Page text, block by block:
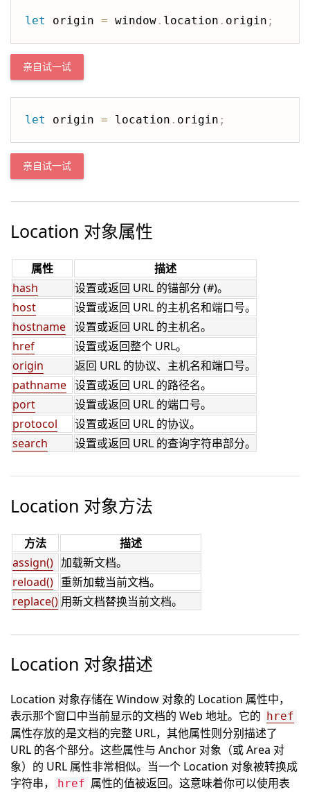
let origin = window . location . origin ;
亲自试一试
let origin = location . origin ;
亲自试一试
Location 对象属性
属性
描述
hash
设置或返回 URL 的锚部分 (#)。
host
设置或返回 URL 的主机名和端口号。
hostname 设置或返回 URL 的主机名。
href
设置或返回整个 URL。
origin
返回 URL 的协议、主机名和端口号。
pathname 设置或返回 URL 的路径名。
port
设置或返回 URL 的端口号。
protocol
设置或返回 URL 的协议。
search
设置或返回 URL 的查询字符串部分。
Location 对象方法
方法
描述
assign() 加载新文档。
reload() 重新加载当前文档。
replace() 用新文档替换当前文档。
Location 对象描述
Location 对象存储在 Window 对象的 Location 属性中，
表示那个窗口中当前显示的文档的 Web 地址。它的 href
属性存放的是文档的完整 URL，其他属性则分别描述了
URL 的各个部分。这些属性与 Anchor 对象（或 Area 对
象）的 URL 属性非常相似。当一个 Location 对象被转换成
字符串，
href 属性的值被返回。这意味着你可以使用表